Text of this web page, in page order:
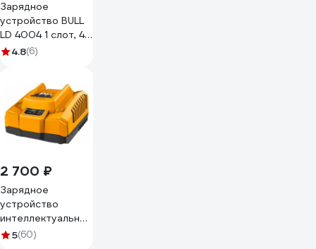
Зарядное
устройство BULL
LD 4004 1 слот, 4
А XLTpro 1329599
4.8(6)
2 700 ₽
Зарядное
устройство
интеллектуальное
FCLI 20 В, 4 А*ч
5(60)